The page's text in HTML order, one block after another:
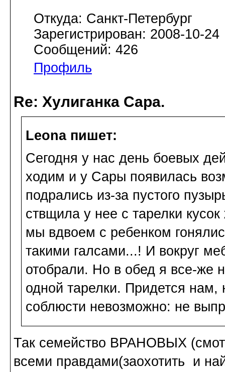
Откуда: Санкт-Петербург
Зарегистрирован: 2008-10-24
Сообщений: 426
Профиль
Re: Хулиганка Сара.
Leona пишет:
Сегодня у нас день боевых
ходим и у Сары появилась
подрались из-за пустого
ствщила у нее с тарелки
мы вдвоем с ребенком
такими галсами...! И вокруг
отобрали. Но в обед я все-же
одной тарелки. Придется нам,
соблюсти невозможно: не
Так семейство ВРАНОВЫХ
всеми правдами(заохотить и